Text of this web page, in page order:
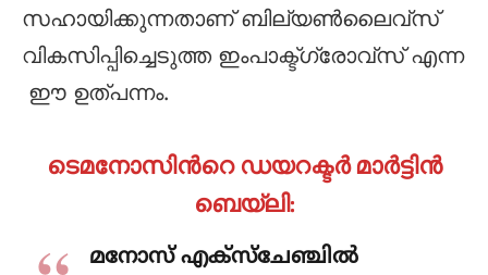
സഹായിക്കുന്നതാണ് ബില്യണ്‍ലൈവ്സ്
വികസിപ്പിച്ചെടുത്ത ഇംപാക്ട്ഗ്രോവ്സ് എന്ന
ഈ ഉത്പന്നം.
ടെമനോസിന്‍റെ ഡയറക്ടര്‍ മാര്‍ട്ടിന്‍
ബെയ്ലി:
മനോസ് എക്സ്ചേഞ്ചില്‍